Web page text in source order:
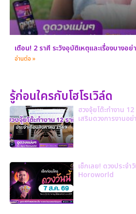
เตือน! 2 ราศี ระวังอุบัติเหตุและเรื่องบางอ
อ่านต่อ »
รู้ก่อนใครกับโฮโรเวิล์ด
ฮวงจุ้ยโต๊ะทำงาน
เสริมดวงการงานอย่
เช็กเลย! ดวงประจ
Horoworld